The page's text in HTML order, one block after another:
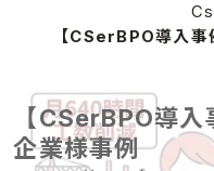
【CSerBPO導入
【CSerBPO導
企業様事例